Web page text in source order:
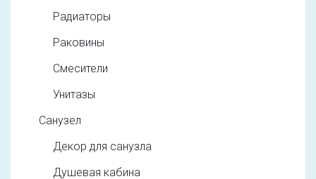
Радиаторы
Раковины
Смесители
Унитазы
Санузел
Декор для санузла
Душевая кабина